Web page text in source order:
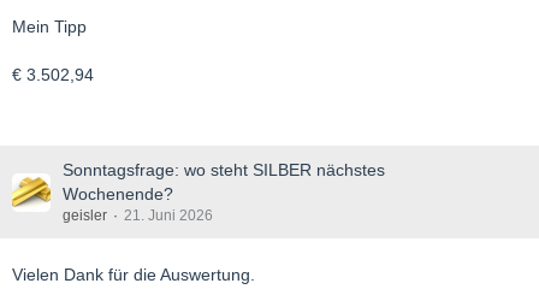
Mein Tipp
€ 3.502,94
Sonntagsfrage: wo steht SILBER nächstes
Wochenende?
geisler 21. Juni 2026
Vielen Dank für die Auswertung.